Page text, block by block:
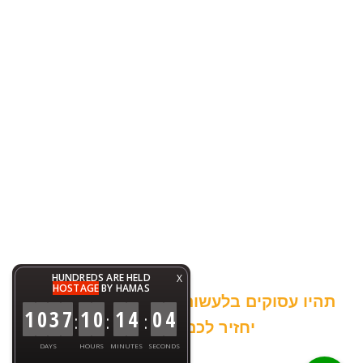
תהיו עסוקים בלעשות דברים טובים והעולם
יחזיר לכם כפליים :-)
X
HUNDREDS ARE HELD
HOSTAGEBY HAMAS
1037
DAYS
:10
HOURS
: 14
MINUTES
: 05
SECONDS